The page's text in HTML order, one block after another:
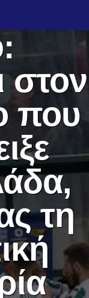
στον
που
τη